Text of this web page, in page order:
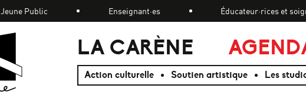
LA CARÈNE
Action culturelle Soutien artistique Les
Jeune Public Enseignant·es Éducateur·rices et